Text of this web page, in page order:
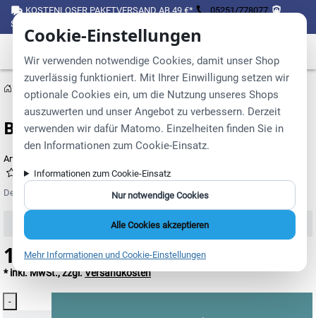
Cookie-Einstellungen
Wir verwenden notwendige Cookies, damit unser Shop
zuverlässig funktioniert. Mit Ihrer Einwilligung setzen wir
optionale Cookies ein, um die Nutzung unseres Shops
auszuwerten und unser Angebot zu verbessern. Derzeit
verwenden wir dafür Matomo. Einzelheiten finden Sie in
den Informationen zum Cookie-Einsatz.
Informationen zum Cookie-Einsatz
Nur notwendige Cookies
Alle Cookies akzeptieren
Mehr Informationen und Cookie-Einstellungen
KOSTENLOSER PAKETVERSAND AB 49 €*
05251/778077
SICHER EINKAUFEN ÜBER SSL
Befestigungssatz für Sprossenwand
Artikelnummer:
(0)
Der Befestigungssatz für Sprossenwände.
●Sofort lieferbar
19,90 €19,90 € / Stück
* inkl. MwSt., zzgl.Versandkosten
-